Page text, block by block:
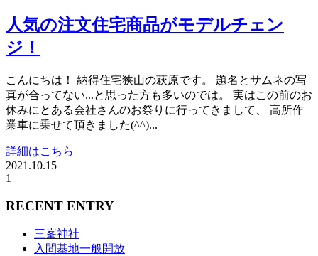
人気の注文住宅商品がモデルチェン
ジ！
こんにちは！ 納得住宅狭山の萩原です。 題名とサムネの写
真が合ってない...と思った方も多いのでは。 実はこの前のお
休みにとある会社さんのお祭りに行ってきまして、 高所作
業車に乗せて頂きました(^^)...
詳細はこちら
2021.10.15
1
RECENT ENTRY
三峯神社
入間基地一般開放